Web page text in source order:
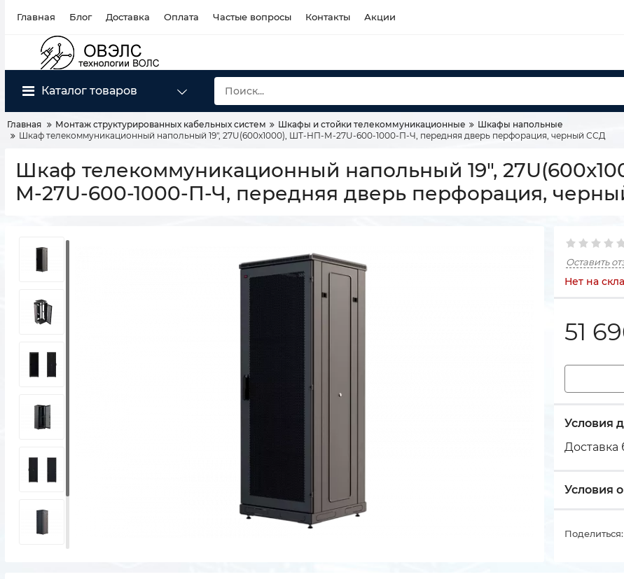
Главная Блог Доставка Оплата Частые вопросы Контакты Акции
Каталог товаров
Главная Монтаж структурированных кабельных систем Шкафы и стойки телекоммуникационные
Шкафы напольные
Шкаф телекоммуникационный напольный 19", 27U(600x1000), ШТ-НП-М-27U-600-1000-П-Ч, передняя дверь перфорация, черный ССД
Шкаф телекоммуникационный напольный 19",
М-27U-600-1000-П-Ч, передняя дверь перфорация,
Оставить
Нет на
51
Условия
Доставка
Условия
Поделиться: